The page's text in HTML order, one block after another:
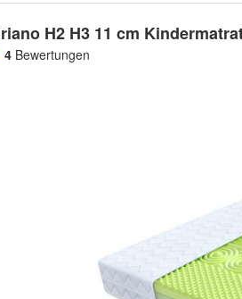
H2 H3 11 cm
4 Bewertungen